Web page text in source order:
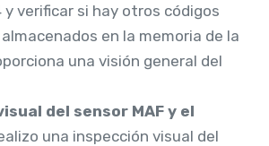
y verificar si hay otros códigos
en la memoria de la
una visión general del
del sensor MAF y el
una inspección visual del